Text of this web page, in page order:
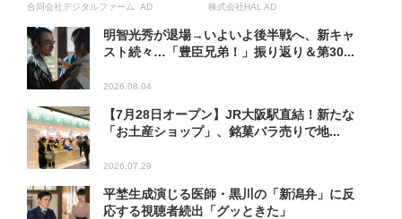
合同会社デジタルファーム AD 株式会社HAL AD
明智光秀が退場→いよいよ後半戦へ、新キャ
スト続々…「豊臣兄弟！」振り返り＆第30...
2026.08.04
【7月28日オープン】JR大阪駅直結！新たな
「お土産ショップ」、銘菓バラ売りで地...
2026.07.29
平埜生成演じる医師・黒川の「新潟弁」に反
応する視聴者続出「グッときた」